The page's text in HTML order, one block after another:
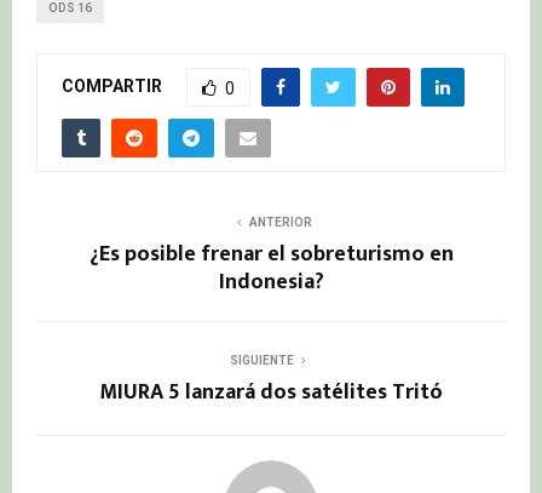
ODS 16
COMPARTIR 0
ANTERIOR
¿Es posible frenar el sobreturismo en
Indonesia?
SIGUIENTE
MIURA 5 lanzará dos satélites Tritó